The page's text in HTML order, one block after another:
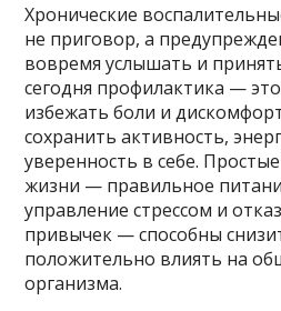
Хронические
не приговор, а
вовремя услышать и
сегодня профилактика —
избежать боли и
сохранить активность,
уверенность в себе.
жизни — правильное
управление стрессом и
привычек — способны
положительно влиять на
организма.